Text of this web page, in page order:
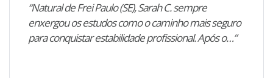
“Natural de Frei Paulo (SE), Sarah C. sempre
enxergou os estudos como o caminho mais seguro
para conquistar estabilidade profissional. Após o…”